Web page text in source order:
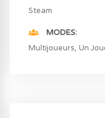
Steam
MODES
Multijoueurs Un